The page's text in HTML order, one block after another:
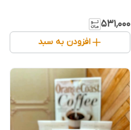
۵۳۱٬۰۰۰
افزودن به سبد